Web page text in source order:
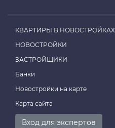
КВАРТИРЫ В НОВОСТРОЙКАХ
НОВОСТРОЙКИ
ЗАСТРОЙЩИКИ
Банки
Новостройки на карте
Карта сайта
Вход для экспертов